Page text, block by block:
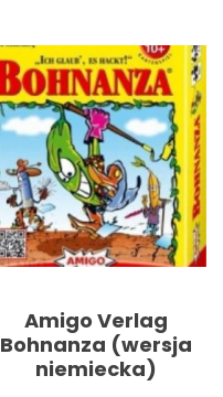
Amigo Verlag
Bohnanza (wersja
niemiecka)